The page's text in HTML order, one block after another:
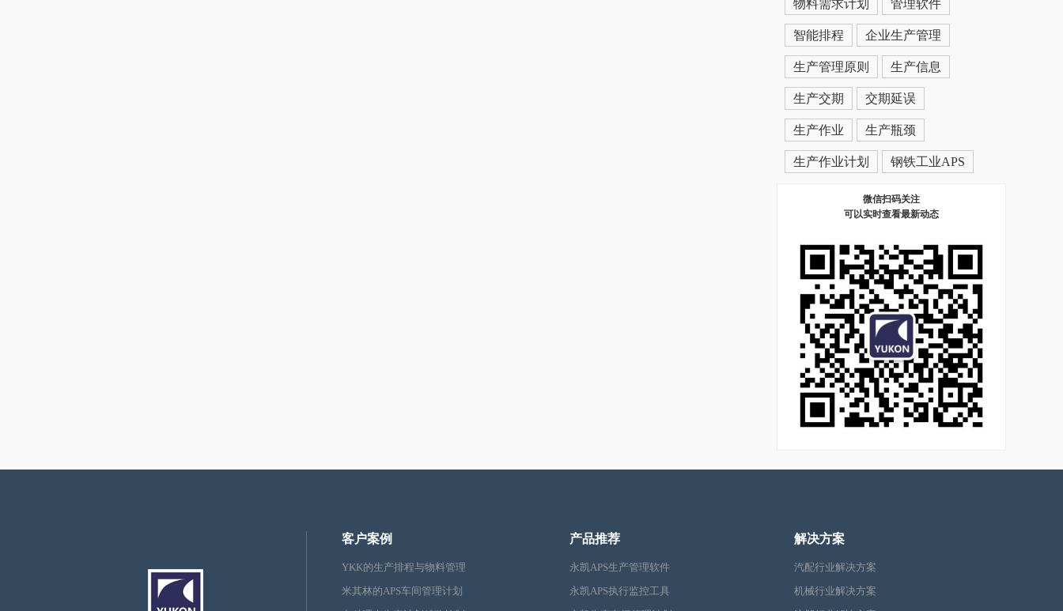
物料需求计划 管理软件
智能排程 企业生产管理
生产管理原则 生产信息
生产交期 交期延误
生产作业 生产瓶颈
生产作业计划 钢铁工业APS
微信扫码关注
可以实时查看最新动态
客户案例
YKK的生产排程与物料管理
米其林的APS车间管理计划
产品推荐
永凯APS生产管理软件
永凯APS执行监控工具
解决方案
汽配行业解决方案
机械行业解决方案